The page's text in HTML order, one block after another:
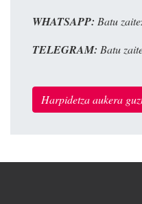
WHATSAPP: Batu
TELEGRAM: Batu
Harpidetza aukera